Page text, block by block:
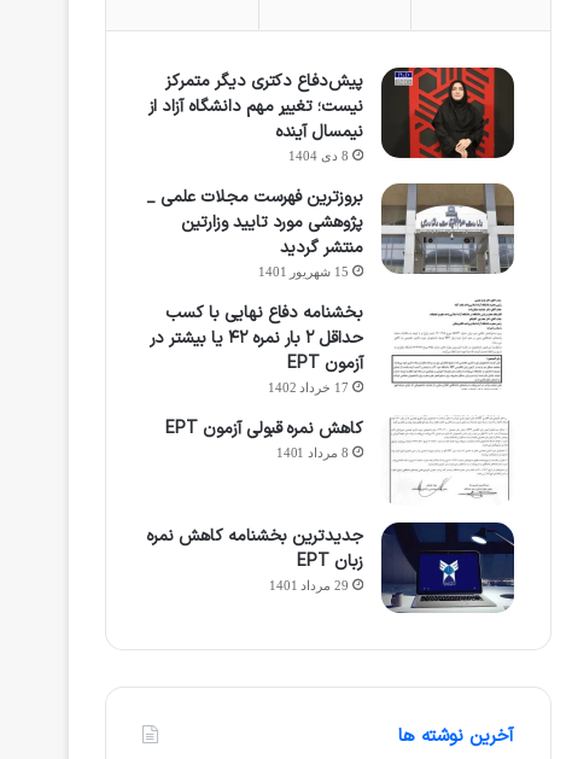
پیش‌دفاع دکتری دیگر متمرکز
نیست؛ تغییر مهم دانشگاه آزاد از
نیمسال آینده
8 دی 1404
بروزترین فهرست مجلات علمی _
پژوهشی مورد تایید وزارتین
منتشر گردید
15 شهریور 1401
بخشنامه دفاع نهایی با کسب
حداقل ۲ بار نمره ۴۲ یا بیشتر در
آزمون EPT
17 خرداد 1402
کاهش نمره قبولی آزمون EPT
8 مرداد 1401
جدیدترین بخشنامه کاهش نمره
زبان EPT
29 مرداد 1401
آخرین نوشته ها